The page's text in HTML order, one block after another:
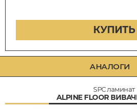
КУПИТЬ
АНАЛОГИ
SPC ламинат
ALPINE FLOOR